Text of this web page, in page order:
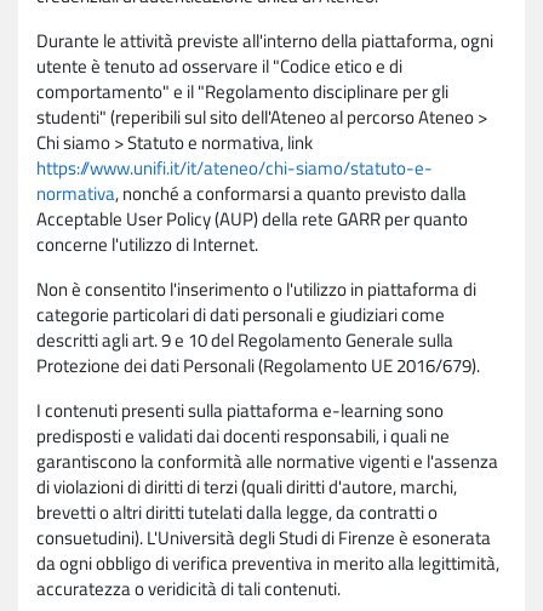
Durante le attività previste all'interno della piattaforma, ogni
utente è tenuto ad osservare il "Codice etico e di
comportamento" e il "Regolamento disciplinare per gli
studenti" (reperibili sul sito dell'Ateneo al percorso Ateneo >
Chi siamo > Statuto e normativa, link
https://www.unifi.it/it/ateneo/chi-siamo/statuto-e-
normativa, nonché a conformarsi a quanto previsto dalla
Acceptable User Policy (AUP) della rete GARR per quanto
concerne l'utilizzo di Internet.
Non è consentito l'inserimento o l'utilizzo in piattaforma di
categorie particolari di dati personali e giudiziari come
descritti agli art. 9 e 10 del Regolamento Generale sulla
Protezione dei dati Personali (Regolamento UE 2016/679).
I contenuti presenti sulla piattaforma e-learning sono
predisposti e validati dai docenti responsabili, i quali ne
garantiscono la conformità alle normative vigenti e l'assenza
di violazioni di diritti di terzi (quali diritti d'autore, marchi,
brevetti o altri diritti tutelati dalla legge, da contratti o
consuetudini). L'Università degli Studi di Firenze è esonerata
da ogni obbligo di verifica preventiva in merito alla legittimità,
accuratezza o veridicità di tali contenuti.